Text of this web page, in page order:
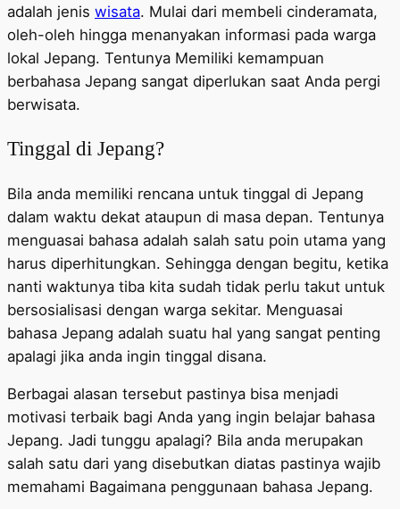
adalah jenis wisata. Mulai dari membeli cinderamata,
oleh-oleh hingga menanyakan informasi pada warga
lokal Jepang. Tentunya Memiliki kemampuan
berbahasa Jepang sangat diperlukan saat Anda pergi
berwisata.
Tinggal di Jepang?
Bila anda memiliki rencana untuk tinggal di Jepang
dalam waktu dekat ataupun di masa depan. Tentunya
menguasai bahasa adalah salah satu poin utama yang
harus diperhitungkan. Sehingga dengan begitu, ketika
nanti waktunya tiba kita sudah tidak perlu takut untuk
bersosialisasi dengan warga sekitar. Menguasai
bahasa Jepang adalah suatu hal yang sangat penting
apalagi jika anda ingin tinggal disana.
Berbagai alasan tersebut pastinya bisa menjadi
motivasi terbaik bagi Anda yang ingin belajar bahasa
Jepang. Jadi tunggu apalagi? Bila anda merupakan
salah satu dari yang disebutkan diatas pastinya wajib
memahami Bagaimana penggunaan bahasa Jepang.